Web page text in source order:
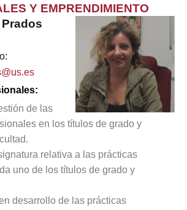
Y EMPRENDIMIENTO
Prados
de las
en los títulos de grado y
relativa a las prácticas
uno de los títulos de grado y
desarrollo de las prácticas